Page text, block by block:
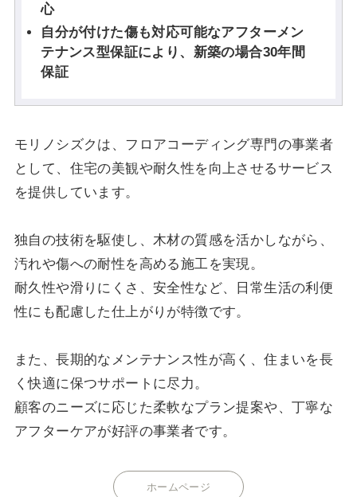
心
自分が付けた傷も対応可能なアフターメン
テナンス型保証により、新築の場合30年間
保証
モリノシズクは、フロアコーディング専門の事業者
として、住宅の美観や耐久性を向上させるサービス
を提供しています。
独自の技術を駆使し、木材の質感を活かしながら、
汚れや傷への耐性を高める施工を実現。
耐久性や滑りにくさ、安全性など、日常生活の利便
性にも配慮した仕上がりが特徴です。
また、長期的なメンテナンス性が高く、住まいを長
く快適に保つサポートに尽力。
顧客のニーズに応じた柔軟なプラン提案や、丁寧な
アフターケアが好評の事業者です。
ホームページ